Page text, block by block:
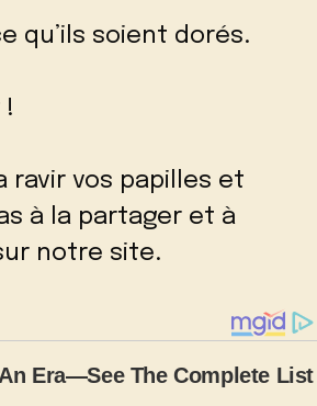
qu’ils soient dorés.
!
ravir vos papilles et
à la partager et à
notre site.